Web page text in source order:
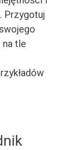
Przygotuj
na tle